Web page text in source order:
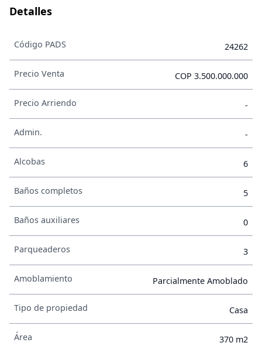
Detalles
Código PADS 24262
Precio Venta COP 3.500.000.000
Precio Arriendo -
Admin. -
Alcobas 6
Baños completos 5
Baños auxiliares 0
Parqueaderos 3
Amoblamiento Parcialmente Amoblado
Tipo de propiedad Casa
Área 370 m2